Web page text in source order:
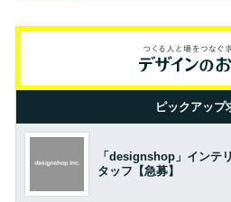
ピックアップ
「designshop」インテ
タッフ【急募】